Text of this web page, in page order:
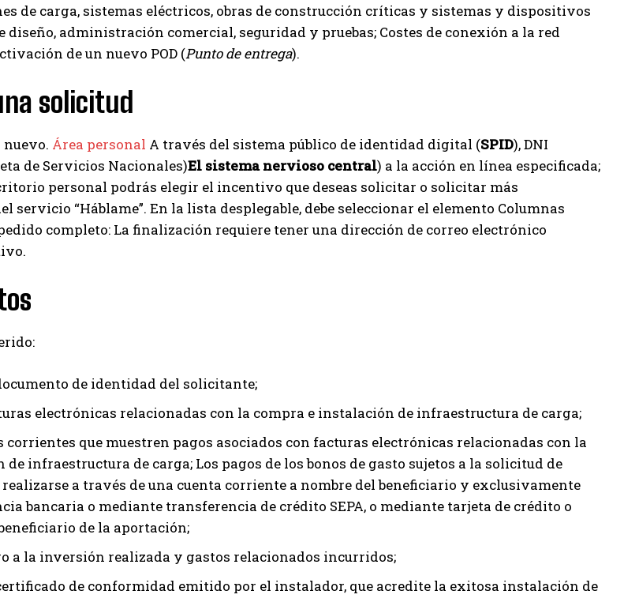
de carga, sistemas eléctricos, obras de construcción críticas y sistemas y dispositivos
diseño, administración comercial, seguridad y pruebas; Costes de conexión a la red
de un nuevo POD (Punto de entrega).
solicitud
nuevo. Área personal A través del sistema público de identidad digital (SPID), DNI
de Servicios Nacionales)El sistema nervioso central) a la acción en línea especificada;
personal podrás elegir el incentivo que deseas solicitar o solicitar más
servicio “Háblame”. En la lista desplegable, debe seleccionar el elemento Columnas
completo: La finalización requiere tener una dirección de correo electrónico
de identidad del solicitante;
electrónicas relacionadas con la compra e instalación de infraestructura de carga;
corrientes que muestren pagos asociados con facturas electrónicas relacionadas con la
infraestructura de carga; Los pagos de los bonos de gasto sujetos a la solicitud de
realizarse a través de una cuenta corriente a nombre del beneficiario y exclusivamente
bancaria o mediante transferencia de crédito SEPA, o mediante tarjeta de crédito o
de la aportación;
a la inversión realizada y gastos relacionados incurridos;
de conformidad emitido por el instalador, que acredite la exitosa instalación de